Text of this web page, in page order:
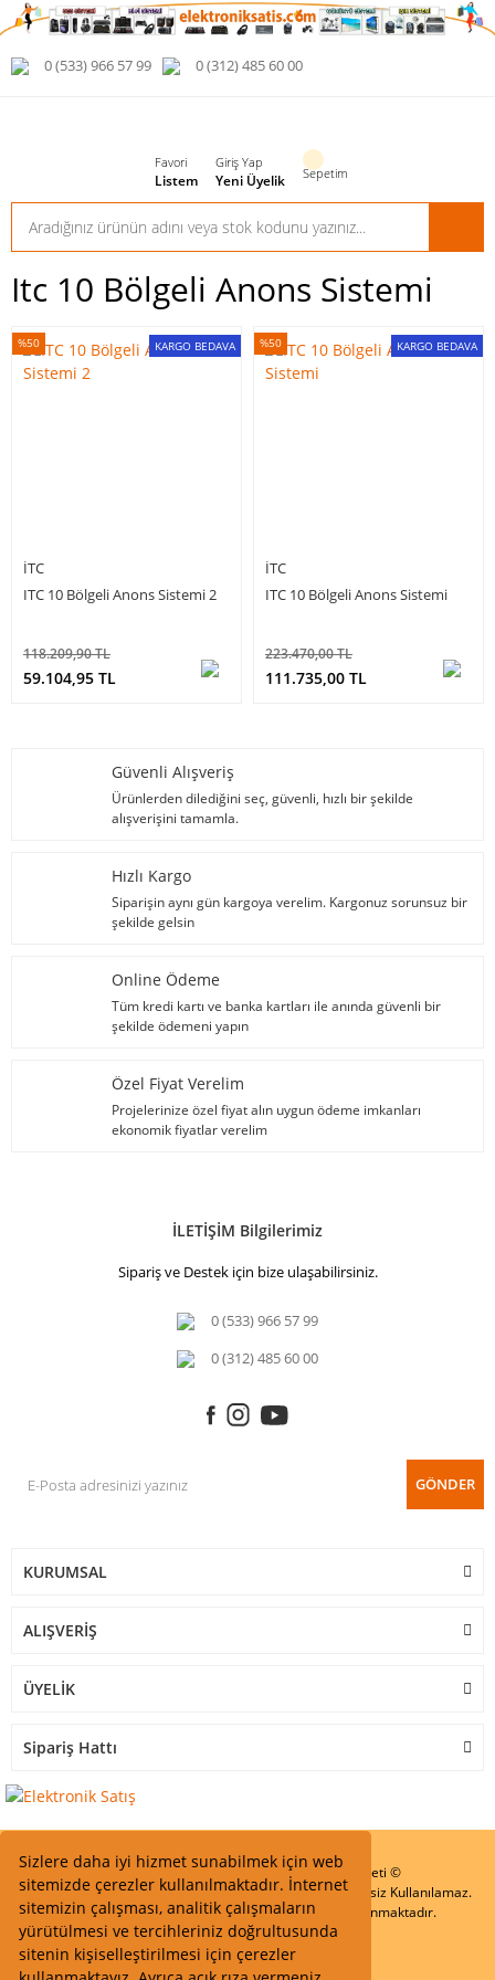
Sizlere daha iyi hizmet sunabilmek için web
sitemizde çerezler kullanılmaktadır. İnternet
sitemizin çalışması, analitik çalışmaların
yürütülmesi ve tercihleriniz doğrultusunda
sitenin kişiselleştirilmesi için çerezler
0 (533) 966 57 99 0 (312) 485 60 00
Favori
Listem
Giriş Yap
Yeni Üyelik Sepetim
Itc 10 Bölgeli Anons Sistemi
KARGO BEDAVA
ITC
ITC 10 Bölgeli Anons Sistemi 2
%50
118.209,90 TL
59.104,95 TL
KARGO BEDAVA
ITC
ITC 10 Bölgeli Anons Sistemi
%50
223.470,00 TL
111.735,00 TL
Güvenli Alışveriş
Ürünlerden dilediğini seç, güvenli, hızlı bir şekilde
alışverişini tamamla.
Hızlı Kargo
Siparişin aynı gün kargoya verelim. Kargonuz sorunsuz bir
şekilde gelsin
Online Ödeme
Tüm kredi kartı ve banka kartları ile anında güvenli bir
şekilde ödemeni yapın
Özel Fiyat Verelim
Projelerinize özel fiyat alın uygun ödeme imkanları
ekonomik fiyatlar verelim
İLETİŞİM Bilgilerimiz
Sipariş ve Destek için bize ulaşabilirsiniz.
0 (533) 966 57 99
0 (312) 485 60 00
GÖNDER
KURUMSAL
ALIŞVERİŞ
ÜYELİK
Sipariş Hattı
Start Elektronik Sanayi ve Ticaret Limited Şirketi ©
Resimler Yazılar ve İçeriklerin Tüm hakları saklıdır ve İzinsiz Kullanılamaz.
Kredi kartı bilgileriniz 256bit SSL Sertifikası ile Korunmaktadır.